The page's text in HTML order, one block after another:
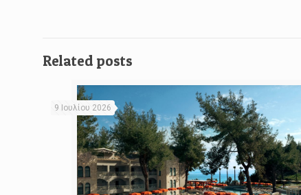
Related posts
9 Ιουλίου 2026